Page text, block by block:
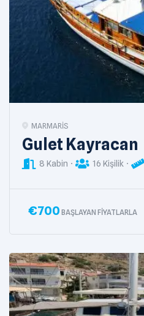
MARMARIS
Gulet Kayracan
8 Kabin 16 Kişilik
€700 BAŞLAYAN FIYATLARLA